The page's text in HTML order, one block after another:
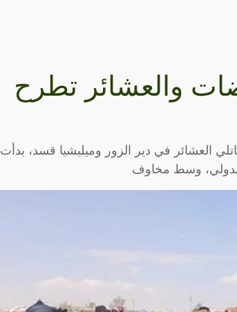
والعشائر تطرح
العشائر في دير الزور وميليشيا قسد، بدأت
وسط مخاوف